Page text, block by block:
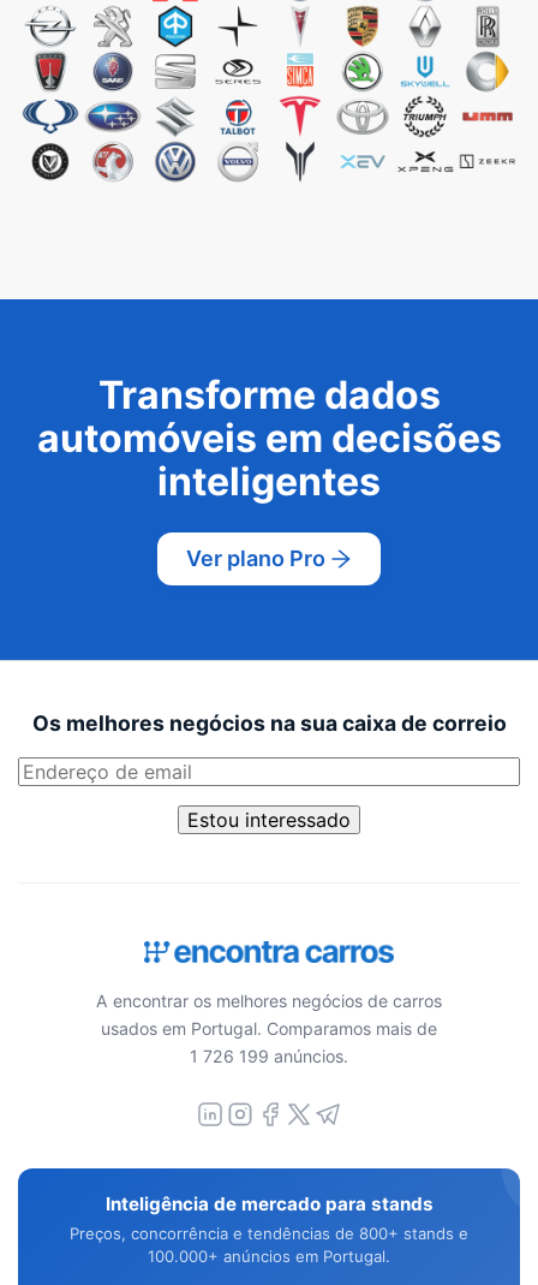
Transforme dados
automóveis em decisões
inteligentes
Ver plano Pro
Os melhores negócios na sua caixa de correio
Estou interessado
A encontrar os melhores negócios de carros
usados em Portugal. Comparamos mais de
1 726 199 anúncios.
Inteligência de mercado para stands
Preços, concorrência e tendências de 800+ stands e
100.000+ anúncios em Portugal.